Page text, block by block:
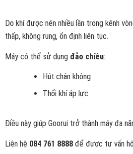
Do khí được nén nhiều lần trong kênh
thấp, không rung, ổn định liên tục.
Máy có thể sử dụng đảo chiều:
Hút chân không
Thổi khí áp lực
Điều này giúp Goorui trở thành máy đa
Liên hệ 084 761 8888 để được tư vấn